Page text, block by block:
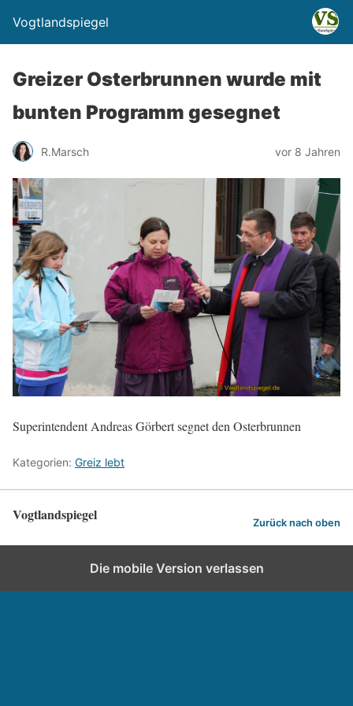
Vogtlandspiegel
Greizer Osterbrunnen wurde mit
bunten Programm gesegnet
R.Marsch vor 8 Jahren
Superintendent Andreas Görbert segnet den Osterbrunnen
Kategorien: Greiz lebt
Vogtlandspiegel Zurück nach oben
Die mobile Version verlassen